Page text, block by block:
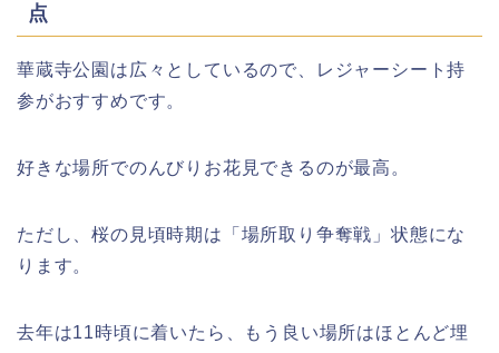
点
華蔵寺公園は広々としているので、レジャーシート持
参がおすすめです。
好きな場所でのんびりお花見できるのが最高。
ただし、桜の見頃時期は「場所取り争奪戦」状態にな
ります。
去年は11時頃に着いたら、もう良い場所はほとんど埋